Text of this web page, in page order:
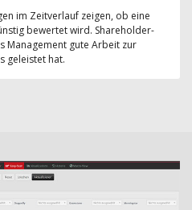
im Zeitverlauf zeigen, ob eine
bewertet wird. Shareholder-
Management gute Arbeit zur
geleistet hat.